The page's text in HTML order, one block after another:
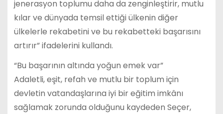
jenerasyon toplumu daha da zenginleştirir, mutlu
kılar ve dünyada temsil ettiği ülkenin diğer
ülkelerle rekabetini ve bu rekabetteki başarısını
artırır” ifadelerini kullandı.
“Bu başarının altında yoğun emek var”
Adaletli, eşit, refah ve mutlu bir toplum için
devletin vatandaşlarına iyi bir eğitim imkânı
sağlamak zorunda olduğunu kaydeden Seçer,